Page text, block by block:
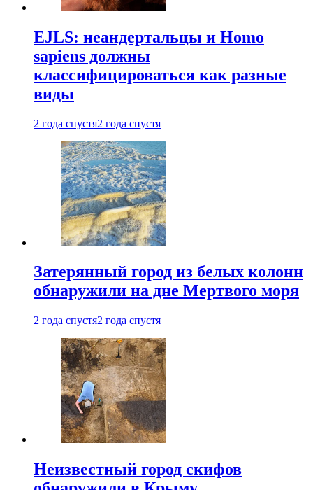
EJLS: неандертальцы и Homo
sapiens должны
классифицироваться как разные
виды
2 года спустя2 года спустя
Затерянный город из белых колонн
обнаружили на дне Мертвого моря
2 года спустя2 года спустя
Неизвестный город скифов